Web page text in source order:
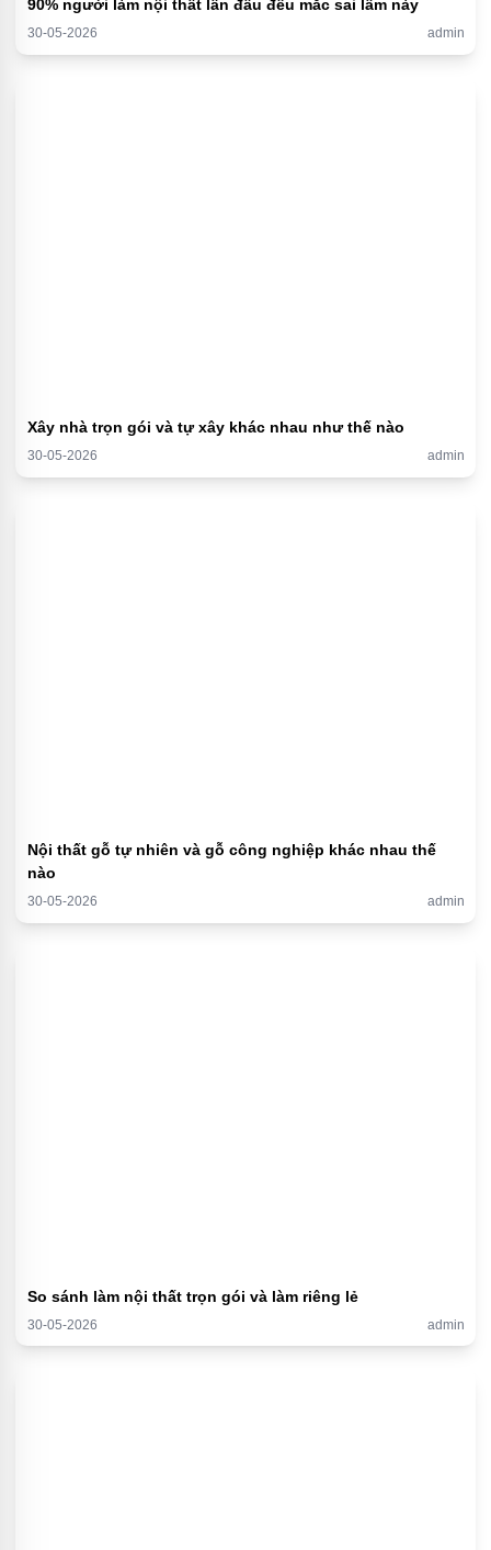
90% người làm nội thất lần đầu đều mắc sai lầm này
30-05-2026 admin
Xây nhà trọn gói và tự xây khác nhau như thế nào
30-05-2026 admin
Nội thất gỗ tự nhiên và gỗ công nghiệp khác nhau thế
nào
30-05-2026 admin
So sánh làm nội thất trọn gói và làm riêng lẻ
30-05-2026 admin